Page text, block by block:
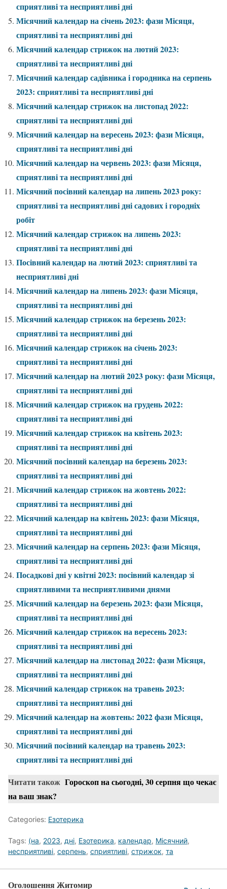
сприятливі та несприятливі дні
Місячний календар на січень 2023: фази Місяця,
сприятливі та несприятливі дні
Місячний календар стрижок на лютий 2023:
сприятливі та несприятливі дні
Місячний календар садівника і городника на серпень
2023: сприятливі та несприятливі дні
Місячний календар стрижок на листопад 2022:
сприятливі та несприятливі дні
Місячний календар на вересень 2023: фази Місяця,
сприятливі та несприятливі дні
Місячний календар на червень 2023: фази Місяця,
сприятливі та несприятливі дні
Місячний посівний календар на липень 2023 року:
сприятливі та несприятливі дні садових і городніх
робіт
Місячний календар стрижок на липень 2023:
сприятливі та несприятливі дні
Посівний календар на лютий 2023: сприятливі та
несприятливі дні
Місячний календар на липень 2023: фази Місяця,
сприятливі та несприятливі дні
Місячний календар стрижок на березень 2023:
сприятливі та несприятливі дні
Місячний календар стрижок на січень 2023:
сприятливі та несприятливі дні
Місячний календар на лютий 2023 року: фази Місяця,
сприятливі та несприятливі дні
Місячний календар стрижок на грудень 2022:
сприятливі та несприятливі дні
Місячний календар стрижок на квітень 2023:
сприятливі та несприятливі дні
Місячний посівний календар на березень 2023:
сприятливі та несприятливі дні
Місячний календар стрижок на жовтень 2022:
сприятливі та несприятливі дні
Місячний календар на квітень 2023: фази Місяця,
сприятливі та несприятливі дні
Місячний календар на серпень 2023: фази Місяця,
сприятливі та несприятливі дні
Посадкові дні у квітні 2023: посівний календар зі
сприятливими та несприятливими днями
Місячний календар на березень 2023: фази Місяця,
сприятливі та несприятливі дні
Місячний календар стрижок на вересень 2023:
сприятливі та несприятливі дні
Місячний календар на листопад 2022: фази Місяця,
сприятливі та несприятливі дні
Місячний календар стрижок на травень 2023:
сприятливі та несприятливі дні
Місячний календар на жовтень: 2022 фази Місяця,
сприятливі та несприятливі дні
Місячний посівний календар на травень 2023:
сприятливі та несприятливі дні
Читати також Гороскоп на сьогодні, 30 серпня що чекає
на ваш знак?
Categories: Езотерика
Tags: (на, 2023, дні, Езотерика, календар, Місячний,
несприятливі, серпень, сприятливі, стрижок, та
Оголошення Житомир